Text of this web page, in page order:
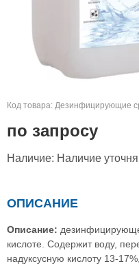
Код товара: Дезинфицирующие
по запросу
Наличие: Наличие
ОПИСАНИЕ
Описание:
кислоте. Содержит воду,
надуксусную кислоту 13-